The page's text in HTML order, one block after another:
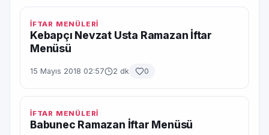
İFTAR MENÜLERİ
Kebapçı Nevzat Usta Ramazan İftar
Menüsü
15 Mayıs 2018 02:57 2 dk 0
İFTAR MENÜLERİ
Babunec Ramazan İftar Menüsü